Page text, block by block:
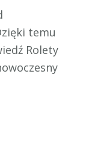
temu
Rolety